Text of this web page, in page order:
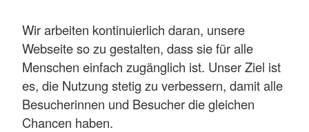
Wir arbeiten kontinuierlich daran, unsere
Webseite so zu gestalten, dass sie für alle
Menschen einfach zugänglich ist. Unser Ziel ist
es, die Nutzung stetig zu verbessern, damit alle
Besucherinnen und Besucher die gleichen
Chancen haben.